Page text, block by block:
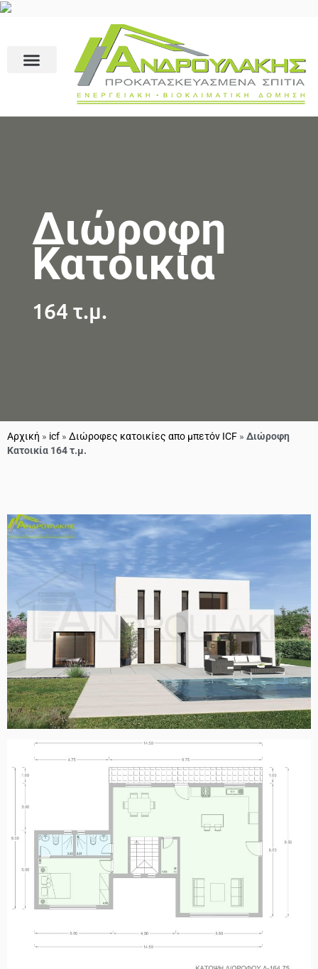
Διώροφη
Κατοικία
164 τ.μ.
Αρχική » icf » Διώροφες κατοικίες απο μπετόν ICF » Διώροφη
Κατοικία 164 τ.μ.